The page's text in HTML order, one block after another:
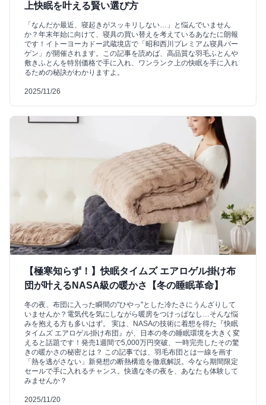
上快眠を叶える賢い選び方
「なんだか最近、寝起きがスッキリしない…」と悩んでいません
か？年末年始に向けて、寝具の買い替えを考えているあなたに朗報
です！イトーヨーカドー武蔵境店で「昭和西川プレミアム寝具バー
ゲン」が開催されます。この記事を読めば、高品質な羽毛ふとんや
敷きふとんを特別価格で手に入れ、ワンランク上の快眠を手に入れ
るための秘訣がわかりますよ。
2025/11/26
【極寒知らず！】快眠タイムズ エアロゲル掛け布
団が叶えるNASA級の暖かさ【冬の睡眠革命】
冬の夜、布団に入った瞬間の"ひやっ"とした冷たさにうんざりして
いませんか？電気代を気にしながら暖房をつけっぱなし…そんな悩
みを抱える方も多いはず。 実は、NASAの技術に着想を得た『快眠
タイムズ エアロゲル掛け布団』が、日本の冬の睡眠環境を大きく変
えると話題です！発売1週間で5,000万円突破、一時完売したその驚
きの暖かさの秘密とは？ この記事では、羽毛布団とは一線を画す
「熱を逃がさない」新発想の断熱構造を徹底解説。今なら期間限定
セールで手に入れるチャンス。快適な冬の夜を、あなたも体験して
みませんか？
2025/11/20